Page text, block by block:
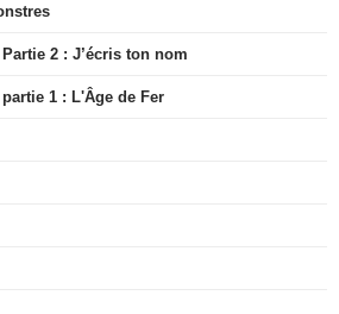
2 : J’écris ton nom
1 : L'Âge de Fer